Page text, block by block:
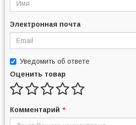
Электронная почта
Уведомить об ответе
Оценить товар
Комментарий *